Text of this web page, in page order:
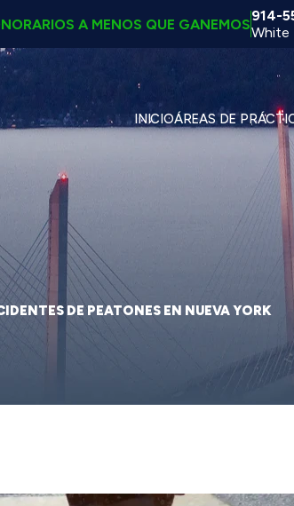
A MENOS QUE GANEMOS914-
White
INICIOÁREAS DE
DE PEATONES EN NUEVA YORK